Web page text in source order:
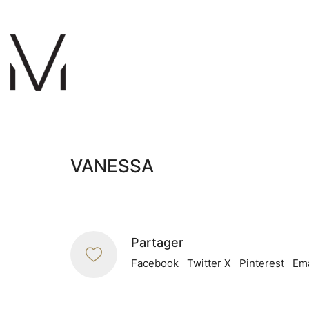
VANESSA
Partager
Facebook Twitter X Pinterest